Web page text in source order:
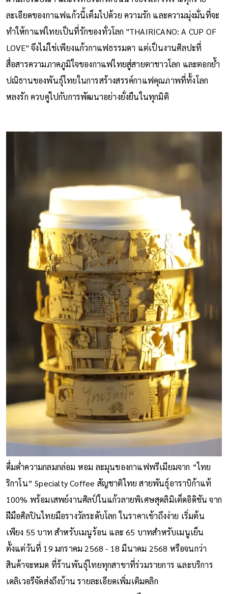
ละเอียดของกาแฟแก้วนี้เต็มไปด้วย ความรัก และความมุ่งมั่นที่จะ
ทำให้กาแฟไทยเป็นที่รักของทั่วโลก "THAIRICANO: A CUP OF
LOVE" จึงไม่ใช่เพียงแก้วกาแฟธรรมดา แต่เป็นงานศิลปะที่
สื่อสารความภาคภูมิใจของกาแฟไทยสู่สายตาชาวโลก และตอกย้ำ
ปณิธานของพันธุ์ไทยในการสร้างสรรค์กาแฟคุณภาพที่ทั้งโลก
หลงรัก ควบคู่ไปกับการพัฒนาอย่างยั่งยืนในทุกมิติ
ดื่มด่ำความกลมกล่อม หอม ละมุนของกาแฟพรีเมียมจาก “ไทย
ริกาโน” Specialty Coffee สัญชาติไทย สายพันธุ์อาราบิก้าแท้
100% พร้อมเสพย์งานศิลป์ในแก้วลายพิเศษสุดลิมิเต็ดอิดิชัน จาก
ฝีมือศิลปินไทยมือรางวัลระดับโลก ในราคาเข้าถึงง่าย เริ่มต้น
เพียง 55 บาท สำหรับเมนูร้อน และ 65 บาทสำหรับเมนูเย็น
ตั้งแต่วันที่ 19 มกราคม 2568 - 18 มีนาคม 2568 หรือจนกว่า
สินค้าจะหมด ที่ร้านพันธุ์ไทยทุกสาขาที่ร่วมรายการ และบริการ
เดลิเวอรีจัดส่งถึงบ้าน รายละเอียดเพิ่มเติมคลิก